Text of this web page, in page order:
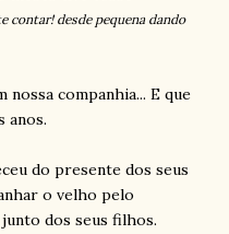
contar! desde pequena dando
companhia... E que
anos.
do presente dos seus
o velho pelo
dos seus filhos.